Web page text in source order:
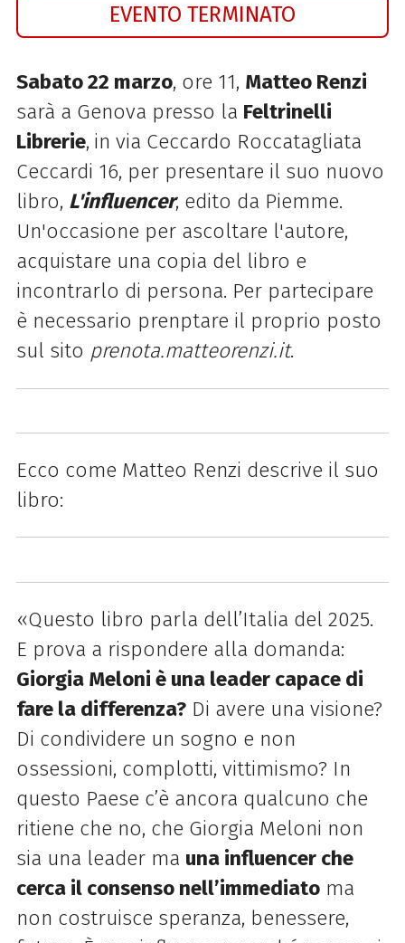
EVENTO TERMINATO
Sabato 22 marzo, ore 11, Matteo Renzi
sarà a Genova presso la Feltrinelli
Librerie, in via Ceccardo Roccatagliata
Ceccardi 16, per presentare il suo nuovo
libro, L'influencer, edito da Piemme.
Un'occasione per ascoltare l'autore,
acquistare una copia del libro e
incontrarlo di persona. Per partecipare
è necessario prenptare il proprio posto
sul sito prenota.matteorenzi.it.
Ecco come Matteo Renzi descrive il suo
libro:
«Questo libro parla dell’Italia del 2025.
E prova a rispondere alla domanda:
Giorgia Meloni è una leader capace di
fare la differenza?Di avere una visione?
Di condividere un sogno e non
ossessioni, complotti, vittimismo? In
questo Paese c’è ancora qualcuno che
ritiene che no, che Giorgia Meloni non
sia una leader ma una influencer che
cerca il consenso nell’immediatoma
non costruisce speranza, benessere,